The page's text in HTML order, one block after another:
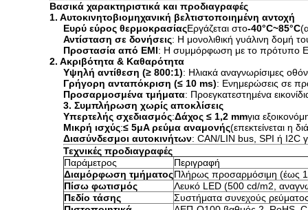
Βασικά χαρακτηριστικά και προδιαγραφές
1. Αυτοκινητοβιομηχανική βελτιστοποιημένη αντοχή
Ευρύ εύρος θερμοκρασίαςΕργάζεται στο-40°C~85°C
Αντίσταση σε δονήσεις: Η μονολιθική γυάλινη δομή
Προστασία από ΕΜΙ: Η συμμόρφωση με το πρότυπο
2. Ακριβότητα & Καθαρότητα
Υψηλή αντίθεση (≥ 800:1): Ηλιακά αναγνωρίσιμες
Γρήγορη ανταπόκριση (≤ 10 ms): Ενημερώσεις σε
Προσαρμοσμένα τμήματα: Προεγκατεστημένα
3. Συμπλήρωση χωρίς αποκλίσεις
Υπερτελής σχεδιασμός:Δάχος ≤ 1,2 mmγια
Μικρή ισχύς:≤ 5μA ρεύμα αναμονής(επεκτείνεται η
Διασύνδεσμοι αυτοκινήτων: CAN/LIN bus, SPI ή I2C
Τεχνικές προδιαγραφές
Παράμετρος
Περιγραφή
Διαμόρφωση τμήματοςΠλήρως προσαρμόσιμη (έως
Πίσω φωτισμός
Λευκό LED (500 cd/m2,
Πεδίο τάσης
Συστήματα συνεχούς